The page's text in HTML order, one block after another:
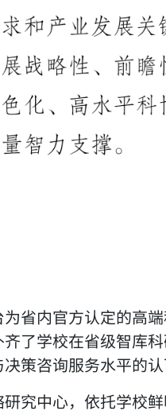
省内官方认定的高
了学校在省级智库
策咨询服务水平的
究中心，依托学校